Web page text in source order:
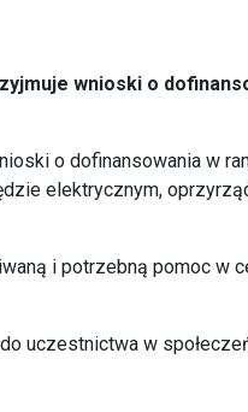
wnioski o
o dofinansowania w
elektrycznym,
i potrzebną pomoc w
uczestnictwa w